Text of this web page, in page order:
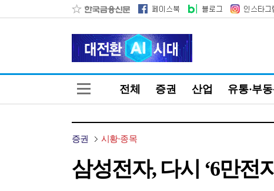
전체 증권 산업 유통·부
증권 시황·종목
삼성전자, 다시 ‘6만전